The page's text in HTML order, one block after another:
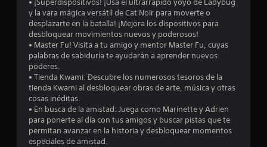
l
s
d
c
y la vara mágica versátil de Cat Noir para moverte o
desplazarte en la batalla! ¡Mejora los dispositivos para
desbloquear movimientos nuevos y poderosos!
• Master Fu! Visita a tu amigo y mentor Master Fu, cuyas
palabras de sabiduría te ayudarán a aprender nuevos
poderes.
• Tienda Kwami: Descubre los numerosos tesoros de la
tienda Kwami al desbloquear obras de arte, música y otras
cosas inéditas.
• En busca de la amistad: Juega como Marinette y Adrien
para ponerte al día con tus amigos y buscar pistas que te
permitan avanzar en la historia y desbloquear momentos
especiales de amistad.